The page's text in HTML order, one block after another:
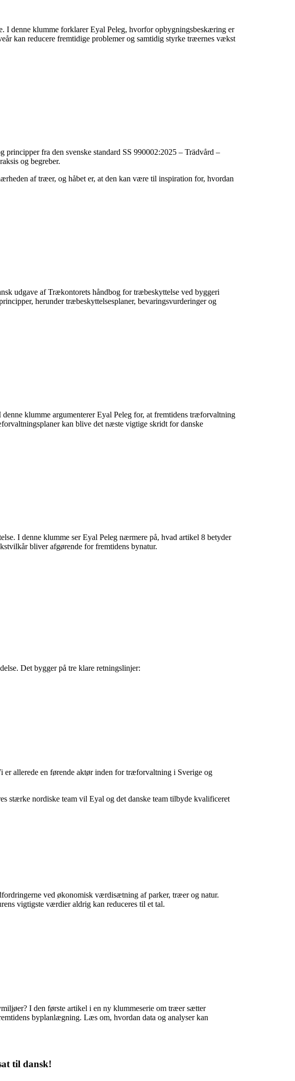
I denne klumme forklarer Eyal Peleg, hvorfor opbygningsbeskæring er
kan reducere fremtidige problemer og samtidig styrke træernes vækst
fra den svenske standard SS 990002:2025 – Trädvård –
og begreber.
af træer, og håbet er, at den kan være til inspiration for, hvordan
udgave af Trækontorets håndbog for træbeskyttelse ved byggeri
herunder træbeskyttelsesplaner, bevaringsvurderinger og
klumme argumenterer Eyal Peleg for, at fremtidens træforvaltning
kan blive det næste vigtige skridt for danske
I denne klumme ser Eyal Peleg nærmere på, hvad artikel 8 betyder
bliver afgørende for fremtidens bynatur.
Det bygger på tre klare retningslinjer:
allerede en førende aktør inden for træforvaltning i Sverige og
stærke nordiske team vil Eyal og det danske team tilbyde kvalificeret
ved økonomisk værdisætning af parker, træer og natur.
vigtigste værdier aldrig kan reduceres til et tal.
I den første artikel i en ny klummeserie om træer sætter
byplanlægning. Læs om, hvordan data og analyser kan
til dansk!